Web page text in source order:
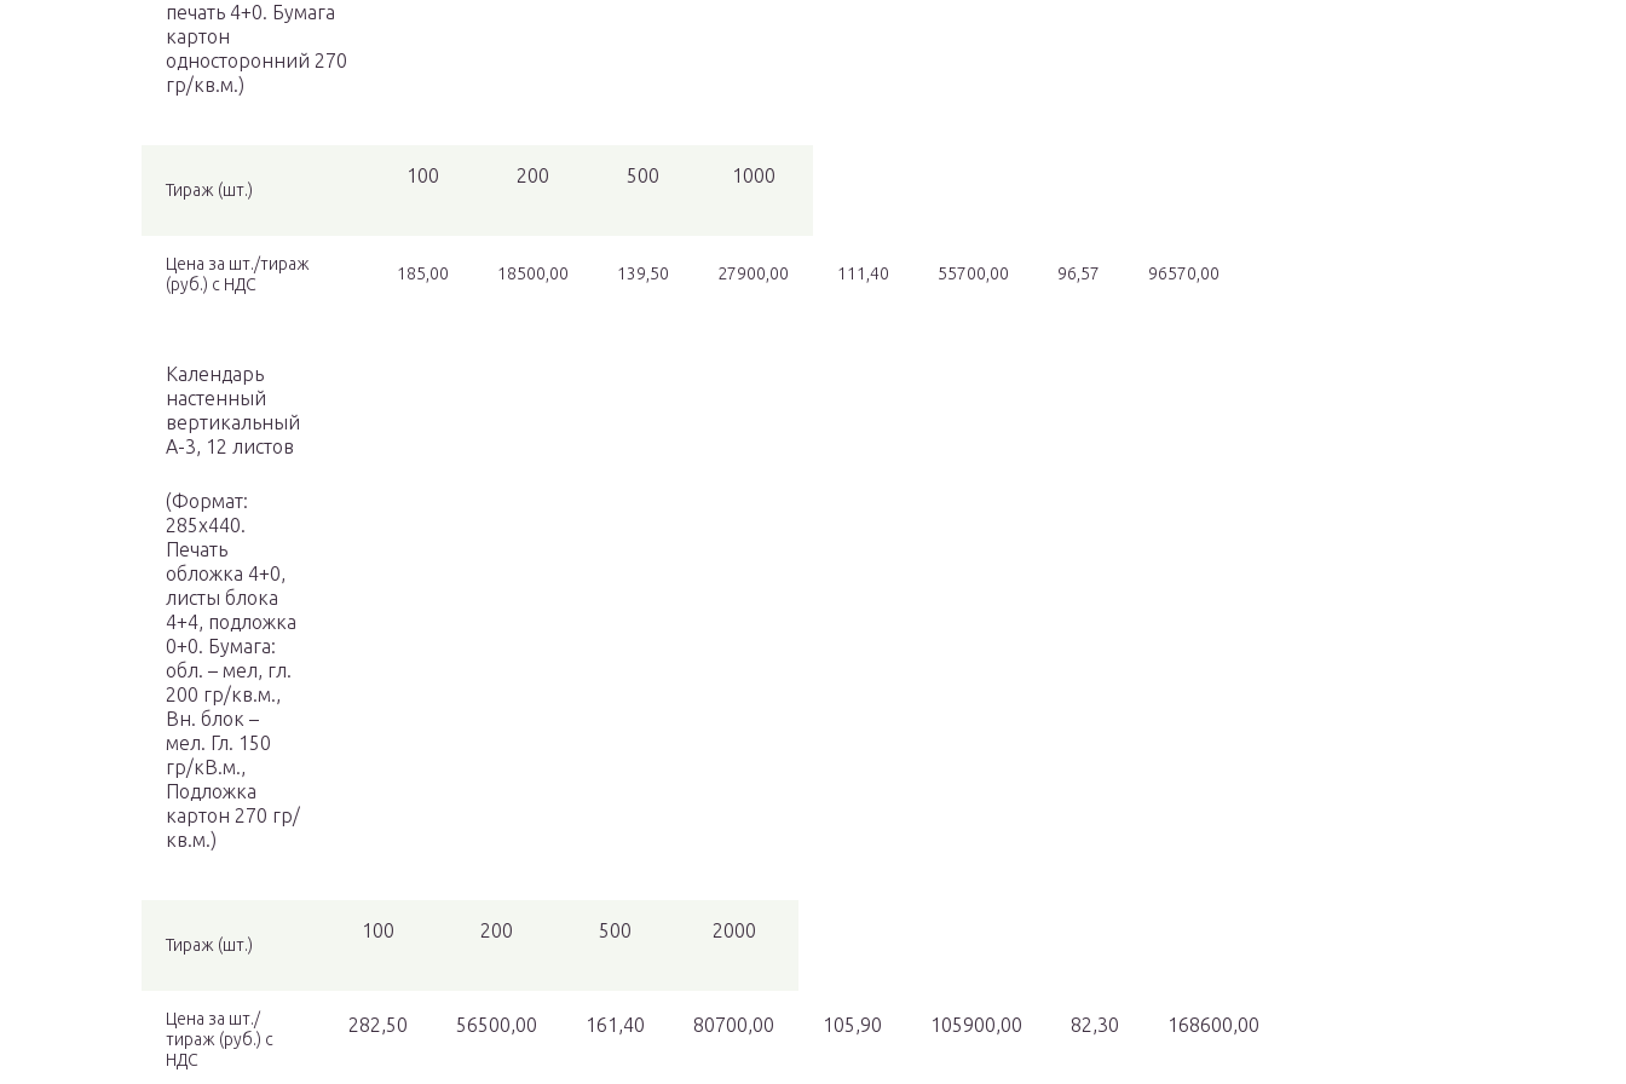
печать 4+0. Бумага
картон
односторонний 270
гр/кв.м.)
Тираж (шт.)
100 200 500 1000
Цена за шт./тираж
(руб.) с НДС
185,00 18500,00 139,50 27900,00 111,40 55700,00 96,57 96570,00
Календарь
настенный
вертикальный
А-3, 12 листов
(Формат:
285х440.
Печать
обложка 4+0,
листы блока
4+4, подложка
0+0. Бумага:
обл. – мел, гл.
200 гр/кв.м.,
Вн. блок –
мел. Гл. 150
гр/кВ.м.,
Подложка
картон 270 гр/
кв.м.)
Тираж (шт.)
100 200 500 2000
Цена за шт./
тираж (руб.) с
НДС
282,50 56500,00 161,40 80700,00 105,90 105900,00 82,30 168600,00